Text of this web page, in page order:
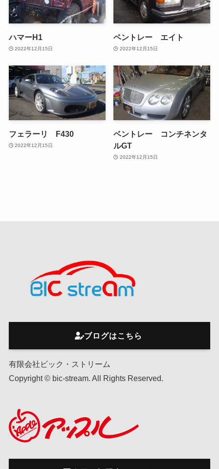
ハマーH1
2022年12月15日
ベントレー エイト
2022年12月15日
フェラーリ F430
2022年12月15日
ベントレー コンチネンタ
ルGT
2022年12月15日
ブログはこちら
有限会社ビック・ストリーム
Copyright © bic-stream. All Rights Reserved.